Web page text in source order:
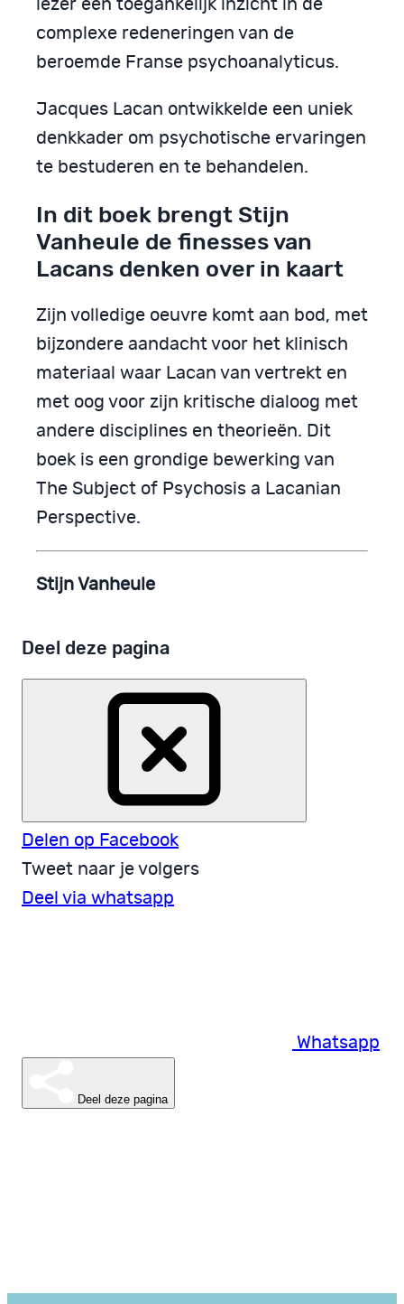
lezer een toegankelijk inzicht in de
complexe redeneringen van de
beroemde Franse psychoanalyticus.
Jacques Lacan ontwikkelde een uniek
denkkader om psychotische ervaringen
te bestuderen en te behandelen.
In dit boek brengt Stijn
Vanheule de finesses van
Lacans denken over in kaart
Zijn volledige oeuvre komt aan bod, met
bijzondere aandacht voor het klinisch
materiaal waar Lacan van vertrekt en
met oog voor zijn kritische dialoog met
andere disciplines en theorieën. Dit
boek is een grondige bewerking van
The Subject of Psychosis a Lacanian
Perspective.
Stijn Vanheule
Deel deze pagina
Delen op Facebook
Tweet naar je volgers
Deel via whatsapp
Whatsapp
Deel deze pagina